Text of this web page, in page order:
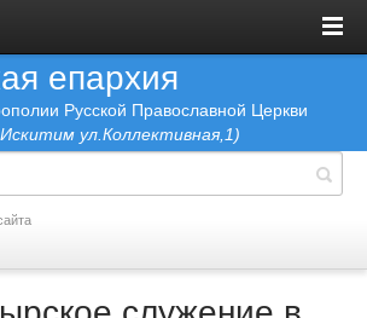
епархия
Русской Православной Церкви
ул.Коллективная,1)